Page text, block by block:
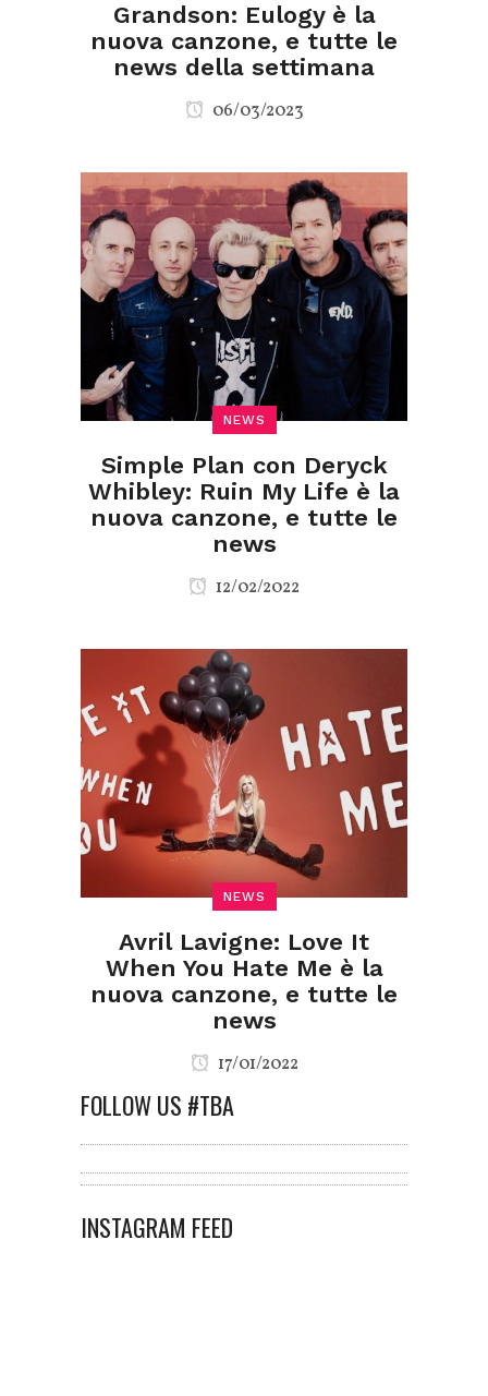
Grandson: Eulogy è la
nuova canzone, e tutte le
news della settimana
06/03/2023
NEWS
Simple Plan con Deryck
Whibley: Ruin My Life è la
nuova canzone, e tutte le
news
12/02/2022
NEWS
Avril Lavigne: Love It
When You Hate Me è la
nuova canzone, e tutte le
news
17/01/2022
FOLLOW US #TBA
INSTAGRAM FEED